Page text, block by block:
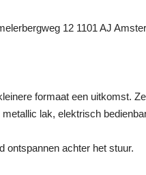
12 1101 AJ
formaat een uitkomst.
lak, elektrisch
ontspannen achter het stuur.